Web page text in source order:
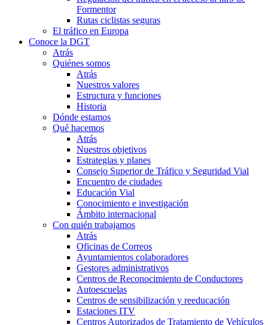
Formentor
Rutas ciclistas seguras
El tráfico en Europa
Conoce la DGT
Atrás
Quiénes somos
Atrás
Nuestros valores
Estructura y funciones
Historia
Dónde estamos
Qué hacemos
Atrás
Nuestros objetivos
Estrategias y planes
Consejo Superior de Tráfico y Seguridad Vial
Encuentro de ciudades
Educación Vial
Conocimiento e investigación
Ámbito internacional
Con quién trabajamos
Atrás
Oficinas de Correos
Ayuntamientos colaboradores
Gestores administrativos
Centros de Reconocimiento de Conductores
Autoescuelas
Centros de sensibilización y reeducación
Estaciones ITV
Centros Autorizados de Tratamiento de Vehículos